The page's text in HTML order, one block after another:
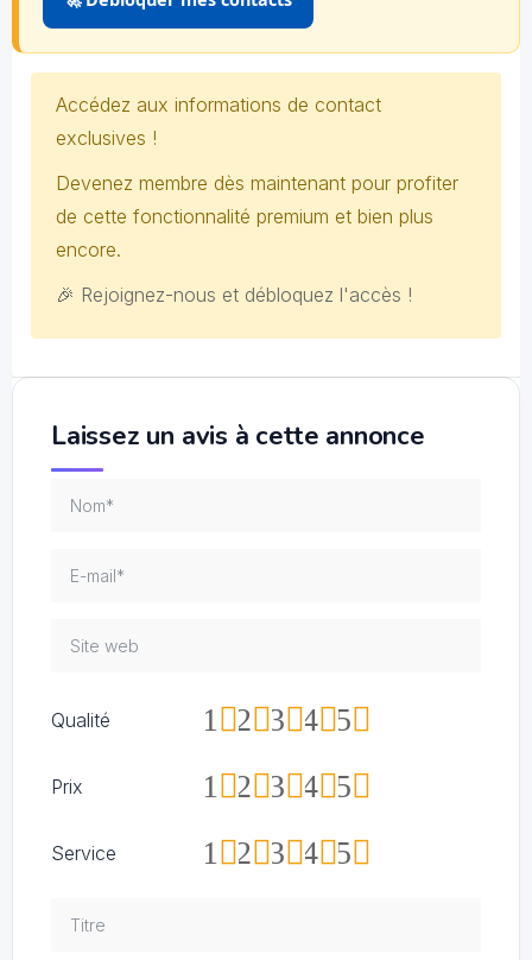
Accédez aux informations de contact
exclusives !
Devenez membre dès maintenant pour profiter
de cette fonctionnalité premium et bien plus
encore.
🎉 Rejoignez-nous et débloquez l'accès !
Laissez un avis à cette annonce
Qualité 5
4
3
2
1
Prix 5
4
3
2
1
Service 5
4
3
2
1